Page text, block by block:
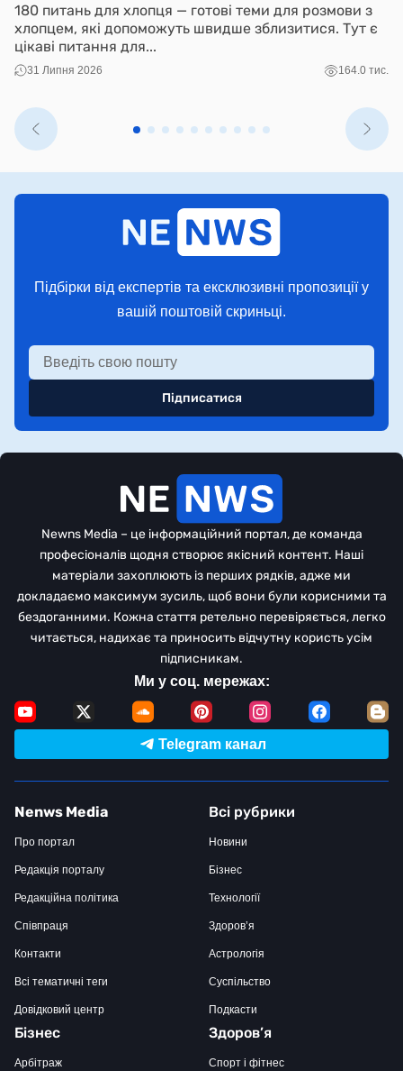
180 питань для хлопця — готові теми для розмови з
хлопцем, які допоможуть швидше зблизитися. Тут є
цікаві питання для...
31 Липня 2026 164.0 тис.
Підбірки від експертів та ексклюзивні пропозиції у
вашій поштовій скриньці.
Підписатися
Newns Media – це інформаційний портал, де команда
професіоналів щодня створює якісний контент. Наші
матеріали захоплюють із перших рядків, адже ми
докладаємо максимум зусиль, щоб вони були корисними та
бездоганними. Кожна стаття ретельно перевіряється, легко
читається, надихає та приносить відчутну користь усім
підписникам.
Ми у соц. мережах:
Telegram канал
Nenws Media
Про портал
Редакція порталу
Редакційна політика
Співпраця
Контакти
Всі тематичні теги
Довідковий центр
Всі рубрики
Новини
Бізнес
Технології
Здоров’я
Астрологія
Суспільство
Подкасти
Бізнес
Арбітраж
Здоров’я
Спорт і фітнес